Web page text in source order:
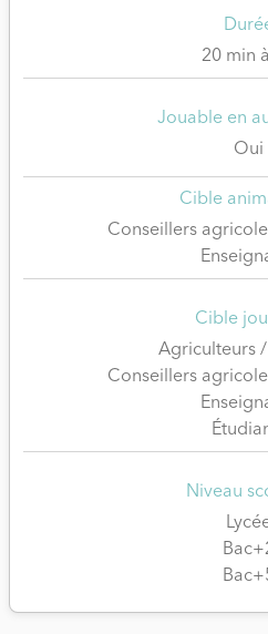
20 min
Jouable en
Oui
Cible
Conseillers
Cible
Agriculteurs /
Conseillers
Niveau